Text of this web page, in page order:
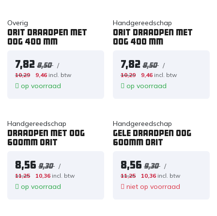
Overig
Orit Draadpen met
oog 400 mm
7,82 8,50 /
10,29 9,46 incl. btw
op voorraad
Handgereedschap
Orit Draadpen met
oog 400 mm
7,82 8,50 /
10,29 9,46 incl. btw
op voorraad
Handgereedschap
Draadpen met oog
600mm ORIT
8,56 9,30 /
11,25 10,36 incl. btw
op voorraad
Handgereedschap
Gele draadpen oog
600mm ORIT
8,56 9,30 /
11,25 10,36 incl. btw
niet op voorraad